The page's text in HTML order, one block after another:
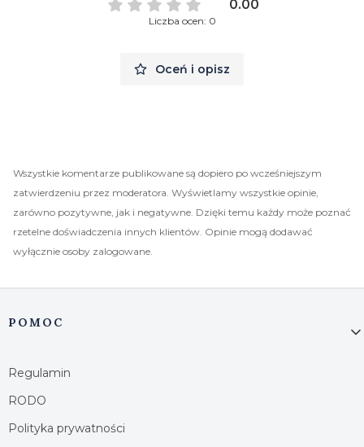
0.00
Liczba ocen: 0
Oceń i opisz
Wszystkie komentarze publikowane są dopiero po wcześniejszym
zatwierdzeniu przez moderatora. Wyświetlamy wszystkie opinie,
zarówno pozytywne, jak i negatywne. Dzięki temu każdy może poznać
rzetelne doświadczenia innych klientów. Opinie mogą dodawać
wyłącznie osoby zalogowane.
Linki w stopce
POMOC
Regulamin
RODO
Polityka prywatności